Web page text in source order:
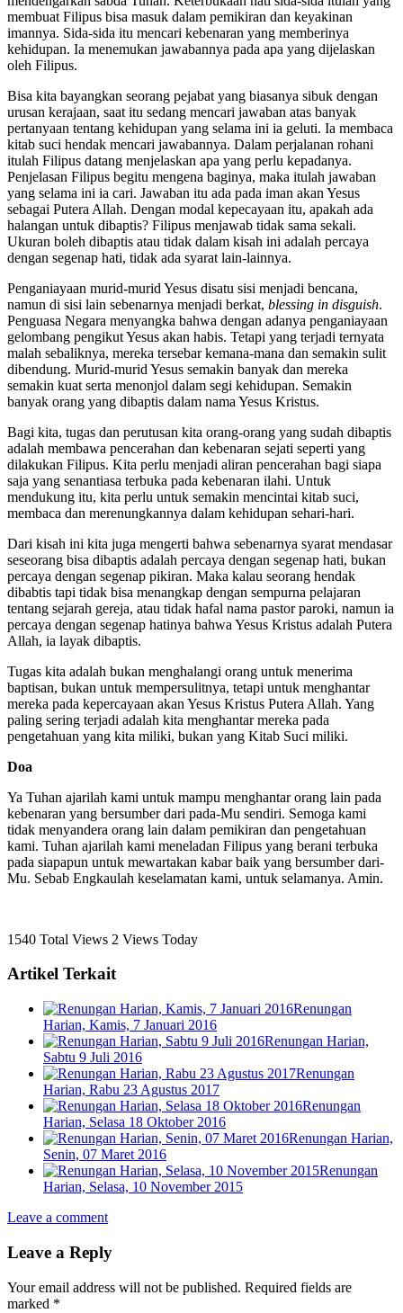
membuat Filipus bisa masuk dalam pemikiran dan keyakinan
imannya. Sida-sida itu mencari kebenaran yang memberinya
kehidupan. Ia menemukan jawabannya pada apa yang dijelaskan
oleh Filipus.
Bisa kita bayangkan seorang pejabat yang biasanya sibuk dengan
urusan kerajaan, saat itu sedang mencari jawaban atas banyak
pertanyaan tentang kehidupan yang selama ini ia geluti. Ia membaca
kitab suci hendak mencari jawabannya. Dalam perjalanan rohani
itulah Filipus datang menjelaskan apa yang perlu kepadanya.
Penjelasan Filipus begitu mengena baginya, maka itulah jawaban
yang selama ini ia cari. Jawaban itu ada pada iman akan Yesus
sebagai Putera Allah. Dengan modal kepecayaan itu, apakah ada
halangan untuk dibaptis? Filipus menjawab tidak sama sekali.
Ukuran boleh dibaptis atau tidak dalam kisah ini adalah percaya
dengan segenap hati, tidak ada syarat lain-lainnya.
Penganiayaan murid-murid Yesus disatu sisi menjadi bencana,
namun di sisi lain sebenarnya menjadi berkat, blessing in disguish.
Penguasa Negara menyangka bahwa dengan adanya penganiayaan
gelombang pengikut Yesus akan habis. Tetapi yang terjadi ternyata
malah sebaliknya, mereka tersebar kemana-mana dan semakin sulit
dibendung. Murid-murid Yesus semakin banyak dan mereka
semakin kuat serta menonjol dalam segi kehidupan. Semakin
banyak orang yang dibaptis dalam nama Yesus Kristus.
Bagi kita, tugas dan perutusan kita orang-orang yang sudah dibaptis
adalah membawa pencerahan dan kebenaran sejati seperti yang
dilakukan Filipus. Kita perlu menjadi aliran pencerahan bagi siapa
saja yang senantiasa terbuka pada kebenaran ilahi. Untuk
mendukung itu, kita perlu untuk semakin mencintai kitab suci,
membaca dan merenungkannya dalam kehidupan sehari-hari.
Dari kisah ini kita juga mengerti bahwa sebenarnya syarat mendasar
seseorang bisa dibaptis adalah percaya dengan segenap hati, bukan
percaya dengan segenap pikiran. Maka kalau seorang hendak
dibabtis tapi tidak bisa menangkap dengan sempurna pelajaran
tentang sejarah gereja, atau tidak hafal nama pastor paroki, namun ia
percaya dengan segenap hatinya bahwa Yesus Kristus adalah Putera
Allah, ia layak dibaptis.
Tugas kita adalah bukan menghalangi orang untuk menerima
baptisan, bukan untuk mempersulitnya, tetapi untuk menghantar
mereka pada kepercayaan akan Yesus Kristus Putera Allah. Yang
paling sering terjadi adalah kita menghantar mereka pada
pengetahuan yang kita miliki, bukan yang Kitab Suci miliki.
Doa
Ya Tuhan ajarilah kami untuk mampu menghantar orang lain pada
kebenaran yang bersumber dari pada-Mu sendiri. Semoga kami
tidak menyandera orang lain dalam pemikiran dan pengetahuan
kami. Tuhan ajarilah kami meneladan Filipus yang berani terbuka
pada siapapun untuk mewartakan kabar baik yang bersumber dari-
Mu. Sebab Engkaulah keselamatan kami, untuk selamanya. Amin.
1540 Total Views 2 Views Today
Artikel Terkait
Renungan
Harian, Kamis, 7 Januari 2016
Renungan Harian,
Sabtu 9 Juli 2016
Renungan
Harian, Rabu 23 Agustus 2017
Renungan
Harian, Selasa 18 Oktober 2016
Renungan Harian,
Senin, 07 Maret 2016
Renungan
Harian, Selasa, 10 November 2015
Leave a comment
Leave a Reply
Your email address will not be published. Required fields are
marked *